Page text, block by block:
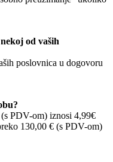
od vaših
poslovnica u dogovoru
PDV-om) iznosi 4,99€
130,00 € (s PDV-om)